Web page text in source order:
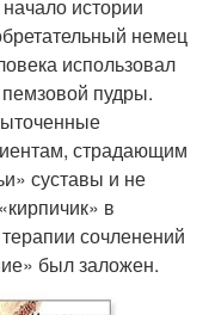
истории
немец
использовал
пудры.
страдающим
суставы и не
в
сочленений
был заложен.